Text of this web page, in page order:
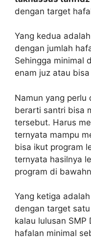
dengan target
Yang kedua
dengan jumlah
Sehingga minimal
enam juz atau
Namun yang perlu
berarti santri bisa
tersebut. Harus
ternyata mampu
bisa ikut program
ternyata hasilnya
program di
Yang ketiga
dengan target
kalau lulusan SMP
hafalan minimal